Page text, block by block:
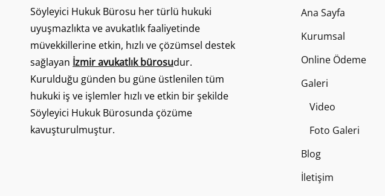
Söyleyici Hukuk Bürosu her türlü hukuki
uyuşmazlıkta ve avukatlık faaliyetinde
müvekkillerine etkin, hızlı ve çözümsel destek
sağlayan İzmir avukatlık bürosudur.
Kurulduğu günden bu güne üstlenilen tüm
hukuki iş ve işlemler hızlı ve etkin bir şekilde
Söyleyici Hukuk Bürosunda çözüme
kavuşturulmuştur.
Ana Sayfa
Kurumsal
Online Ödeme
Galeri
Video
Foto Galeri
Blog
İletişim